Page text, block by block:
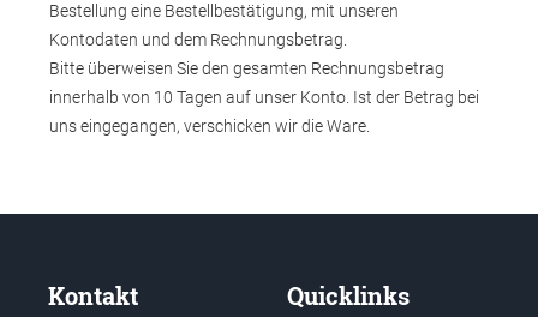
Bestellung eine Bestellbestätigung, mit unseren
Kontodaten und dem Rechnungsbetrag.
Bitte überweisen Sie den gesamten Rechnungsbetrag
innerhalb von 10 Tagen auf unser Konto. Ist der Betrag bei
uns eingegangen, verschicken wir die Ware.
Kontakt Quicklinks